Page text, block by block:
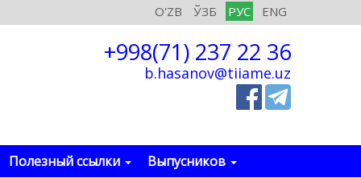
O'ZB ЎЗБ РУС ENG
+998(71) 237 22 36
b.hasanov@tiiame.uz
Полезный ссылки Выпусников